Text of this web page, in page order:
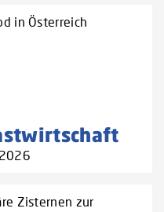
in Österreich
Zisternen zur